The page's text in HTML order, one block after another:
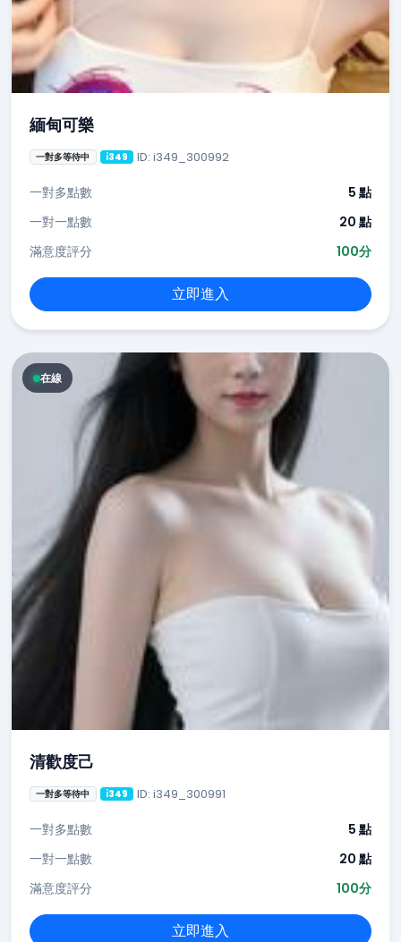
緬甸可樂
一對多等待中 i349 ID: i349_300992
一對多點數
5 點
一對一點數
20 點
滿意度評分
100分
立即進入
在線
清歡度己
一對多等待中 i349 ID: i349_300991
一對多點數
5 點
一對一點數
20 點
滿意度評分
100分
立即進入